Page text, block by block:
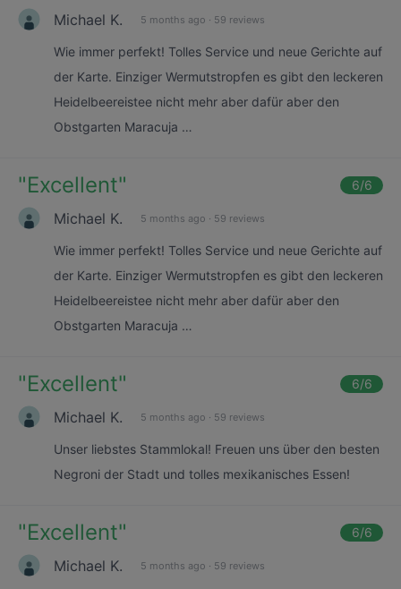
Michael K. 5 months ago · 59 reviews
Wie immer perfekt! Tolles Service und neue Gerichte auf
der Karte. Einziger Wermutstropfen es gibt den leckeren
Heidelbeereistee nicht mehr aber dafür aber den
Obstgarten Maracuja …
"Excellent" 6/6
Michael K. 5 months ago · 59 reviews
Wie immer perfekt! Tolles Service und neue Gerichte auf
der Karte. Einziger Wermutstropfen es gibt den leckeren
Heidelbeereistee nicht mehr aber dafür aber den
Obstgarten Maracuja …
"Excellent" 6/6
Michael K. 5 months ago · 59 reviews
Unser liebstes Stammlokal! Freuen uns über den besten
Negroni der Stadt und tolles mexikanisches Essen!
"Excellent" 6/6
Michael K. 5 months ago · 59 reviews